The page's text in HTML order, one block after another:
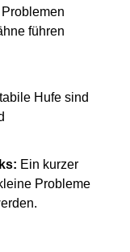
führen
Hufe sind
Ein kurzer
Probleme